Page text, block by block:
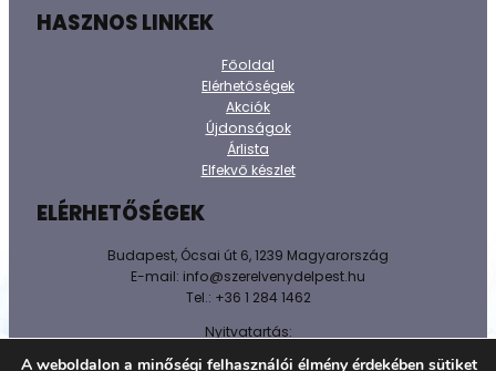
HASZNOS LINKEK
Főoldal
Elérhetőségek
Akciók
Újdonságok
Árlista
Elfekvő készlet
ELÉRHETŐSÉGEK
Budapest, Ócsai út 6, 1239 Magyarország
E-mail: info@szerelvenydelpest.hu
Tel.: +36 1 284 1462
Nyitvatartás:
A weboldalon a minőségi felhasználói élmény érdekében sütiket